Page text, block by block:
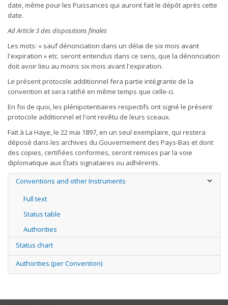
date, même pour les Puissances qui auront fait le dépôt après cette
date.
Ad Article 3 des dispositions finales
Les mots: « sauf dénonciation dans un délai de six mois avant
l'expiration » etc. seront entendus dans ce sens, que la dénonciation
doit avoir lieu au moins six mois avant l'expiration.
Le présent protocole additionnel fera partie intégrante de la
convention et sera ratifié en même temps que celle-ci.
En foi de quoi, les plénipotentiaires respectifs ont signé le présent
protocole additionnel et l'ont revêtu de leurs sceaux.
Fait à La Haye, le 22 mai 1897, en un seul exemplaire, qui restera
déposé dans les archives du Gouvernement des Pays-Bas et dont
des copies, certifiées conformes, seront remises par la voie
diplomatique aux États signataires ou adhérents.
Conventions and other Instruments
Full text
Status table
Authorities
Status chart
Authorities (per Convention)